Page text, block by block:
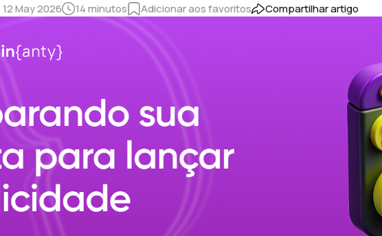
12 May 2026 14 minutos Adicionar aos favoritos Compartilhar artigo